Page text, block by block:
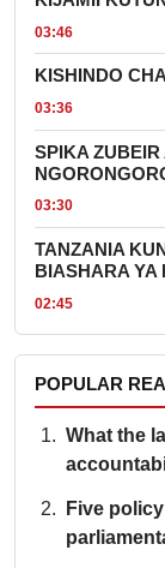
03:46
KISHINDO
03:36
SPIKA
03:30
TANZANIA
BIASHARA YA
02:45
POPULAR
What the
Five